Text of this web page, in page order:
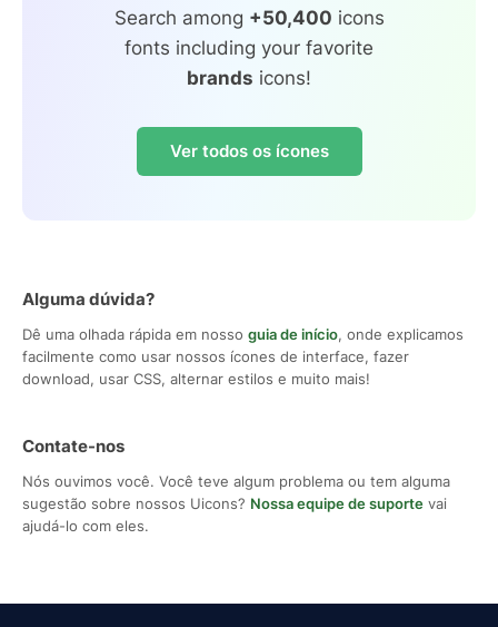
Search among +50,400 icons
fonts including your favorite
brands icons!
Ver todos os ícones
Alguma dúvida?
Dê uma olhada rápida em nosso guia de início, onde explicamos
facilmente como usar nossos ícones de interface, fazer
download, usar CSS, alternar estilos e muito mais!
Contate-nos
Nós ouvimos você. Você teve algum problema ou tem alguma
sugestão sobre nossos Uicons? Nossa equipe de suporte vai
ajudá-lo com eles.